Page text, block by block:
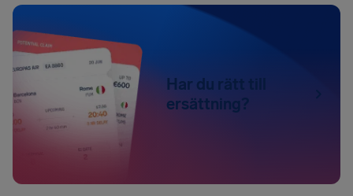
Har du rätt till
ersättning?